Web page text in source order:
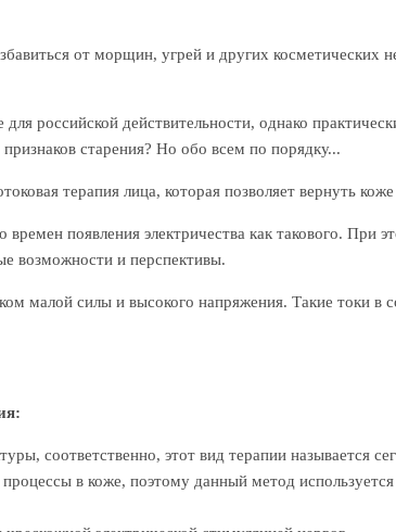
от морщин, угрей и других косметических
российской действительности, однако
старения? Но обо всем по порядку...
терапия лица, которая позволяет вернуть коже
появления электричества как такового. При
возможности и перспективы.
малой силы и высокого напряжения. Такие токи
соответственно, этот вид терапии называется
в коже, поэтому данный метод